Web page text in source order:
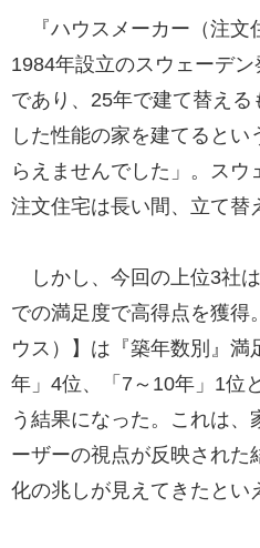
『ハウスメーカー（注文
1984年設立のスウェーデ
であり、25年で建て替え
した性能の家を建てると
らえませんでした」。ス
注文住宅は長い間、立て替
しかし、今回の上位3社
での満足度で高得点を獲得
ウス）】は『築年数別』
年」4位、「7～10年」1位
う結果になった。これは
ーザーの視点が反映され
化の兆しが見えてきたとい